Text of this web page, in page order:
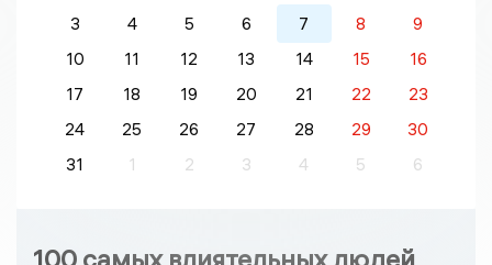
3
4 5 6 7 8
9
10
11 12 13 14 15
16
17
18 19 20 21 22
23
24
25 26 27 28 29
30
31
1 2 3 4 5 6
100 самых влиятельных людей